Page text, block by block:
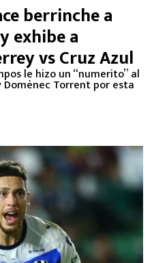
berrinche a
exhibe a
vs Cruz Azul
le hizo un “numerito” al
Domènec Torrent por esta